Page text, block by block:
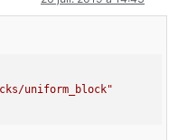
uniform_block"